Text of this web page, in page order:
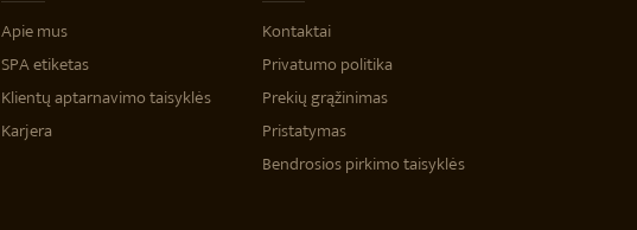
Apie mus
SPA etiketas
Klientų aptarnavimo taisyklės
Karjera
Kontaktai
Privatumo politika
Prekių grąžinimas
Pristatymas
Bendrosios pirkimo taisyklės